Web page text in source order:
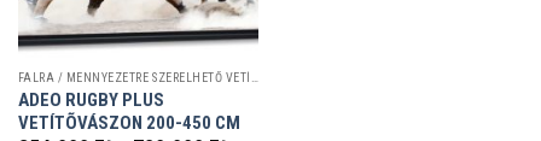
ADEO RUGBY PLUS
VETÍTÕVÁSZON 200-450 CM